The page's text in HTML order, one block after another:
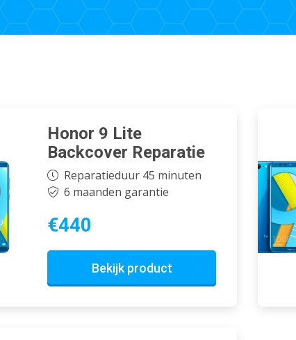
Honor 9 Lite
Backcover Reparatie
Reparatieduur 45 minuten
6 maanden garantie
€440
Bekijk product